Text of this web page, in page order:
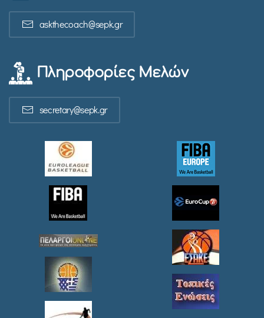
askthecoach@sepk.gr
Πληροφορίες Μελών
secretary@sepk.gr